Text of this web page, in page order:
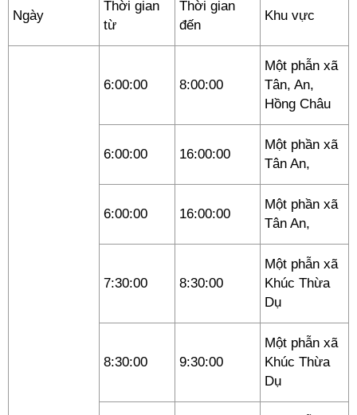
Ngày
Thời gian
từ
Thời gian
đến
Khu vực
6:00:00 8:00:00
Một phẫn xã
Tân, An,
Hồng Châu
6:00:00 16:00:00
Một phần xã
Tân An,
6:00:00 16:00:00
Một phần xã
Tân An,
7:30:00 8:30:00
Một phẫn xã
Khúc Thừa
Dụ
8:30:00 9:30:00
Một phẫn xã
Khúc Thừa
Dụ